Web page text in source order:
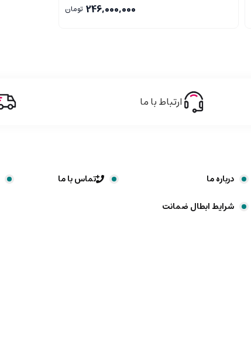
246,000,000 تومان
ارتباط با ما
درباره ما تماس با ما
شرایط ابطال ضمانت